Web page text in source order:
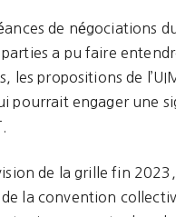
de négociations
a pu faire
les propositions de
pourrait engager une
de la grille fin
la convention